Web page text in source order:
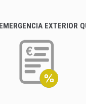
EXTERIOR